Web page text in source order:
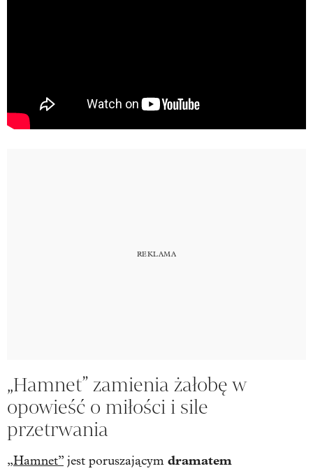
„Hamnet” zamienia żałobę w
opowieść o miłości i sile
przetrwania
„Hamnet” jest poruszającym dramatem